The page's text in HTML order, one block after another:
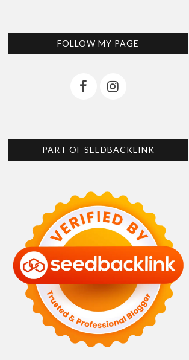
FOLLOW MY PAGE
PART OF SEEDBACKLINK